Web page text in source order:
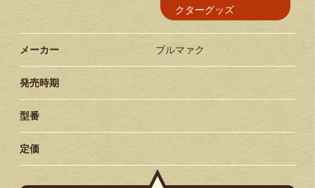
クターグッズ
メーカー ブルマァク
発売時期
型番
定価